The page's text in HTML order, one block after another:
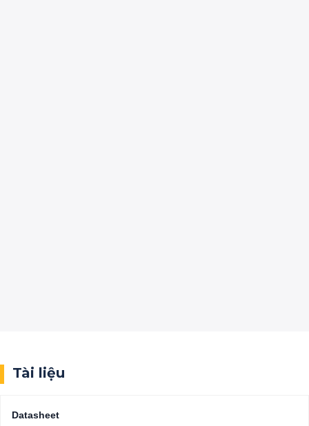
Tài liệu
Datasheet